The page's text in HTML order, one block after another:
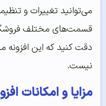
می‌توانید تغییرات و
قسمت‌های مختلف
دقت کنید که این
نیست.
مزایا و امکانات